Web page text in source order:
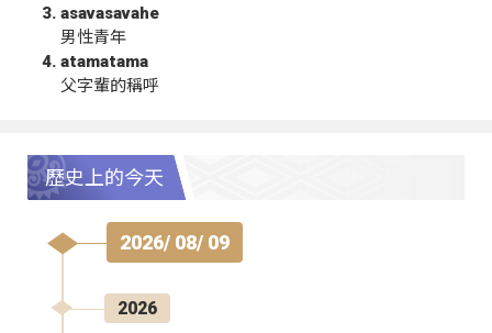
asavasavahe
男性青年
atamatama
父字輩的稱呼
歷史上的今天
2026/ 08/ 09
2026